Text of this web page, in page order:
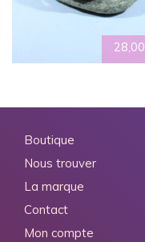
28,00
Boutique
Nous trouver
La marque
Contact
Mon compte